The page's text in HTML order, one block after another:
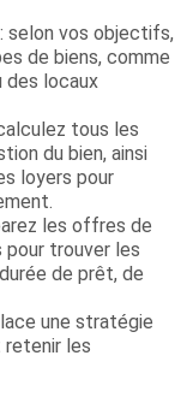
selon vos objectifs,
de biens, comme
des locaux
tous les
du bien, ainsi
loyers pour
les offres de
trouver les
de prêt, de
une stratégie
les